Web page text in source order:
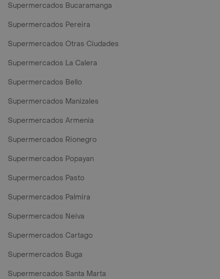
Supermercados Bucaramanga
Supermercados Pereira
Supermercados Otras Ciudades
Supermercados La Calera
Supermercados Bello
Supermercados Manizales
Supermercados Armenia
Supermercados Rionegro
Supermercados Popayan
Supermercados Pasto
Supermercados Palmira
Supermercados Neiva
Supermercados Cartago
Supermercados Buga
Supermercados Santa Marta